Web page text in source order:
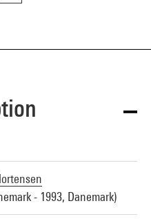
- 1993, Danemark)